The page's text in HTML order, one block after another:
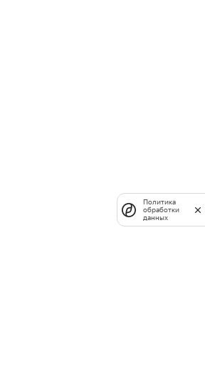
Политика
обработки
данных